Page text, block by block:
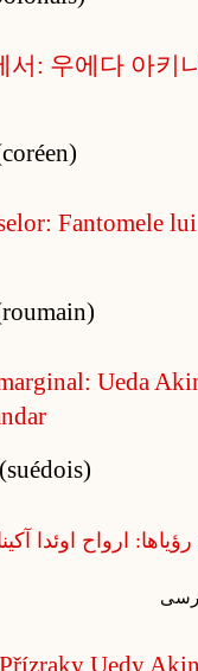
서: 우에다 아키
Fantomele
Ueda
ارواح اوئدا